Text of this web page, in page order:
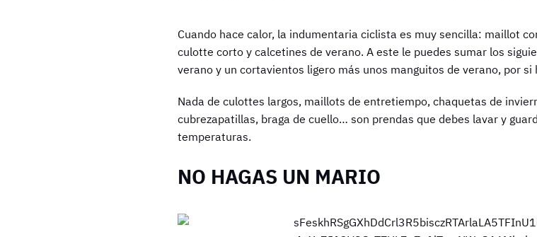
Cuando hace calor, la indumentaria ciclista es muy sencilla: maillot
culotte corto y calcetines de verano. A este le puedes sumar los
verano y un cortavientos ligero más unos manguitos de verano, por
Nada de culottes largos, maillots de entretiempo, chaquetas de
cubrezapatillas, braga de cuello… son prendas que debes lavar y
temperaturas.
NO HAGAS UN MARIO